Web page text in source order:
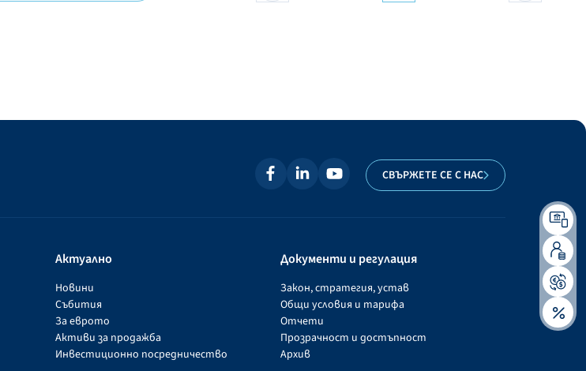
СВЪРЖЕТЕ СЕ С НАС
Актуално
Новини
Събития
За еврото
Активи за продажба
Инвестиционно посредничество
Документи и регулация
Закон, стратегия, устав
Общи условия и тарифа
Отчети
Прозрачност и достъпност
Архив